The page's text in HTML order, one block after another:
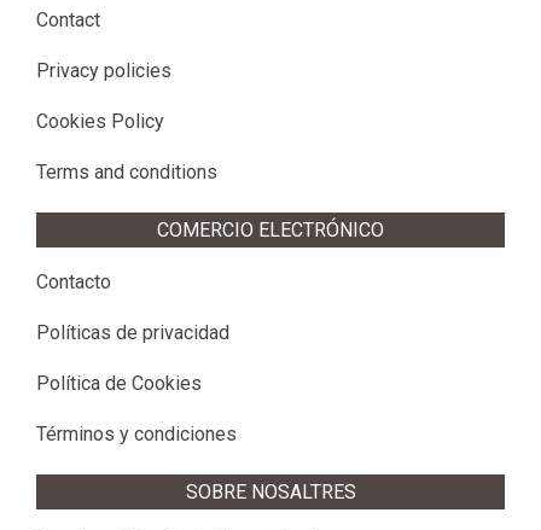
Contact
Privacy policies
Cookies Policy
Terms and conditions
COMERCIO ELECTRÓNICO
Contacto
Políticas de privacidad
Política de Cookies
Términos y condiciones
SOBRE NOSALTRES